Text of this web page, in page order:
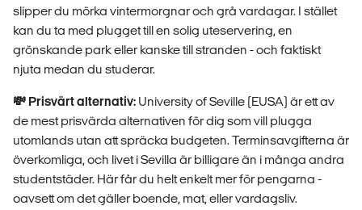
slipper du mörka vintermorgnar och grå vardagar. I stället
kan du ta med plugget till en solig uteservering, en
grönskande park eller kanske till stranden - och faktiskt
njuta medan du studerar.
💸 Prisvärt alternativ: University of Seville (EUSA) är ett av
de mest prisvärda alternativen för dig som vill plugga
utomlands utan att spräcka budgeten. Terminsavgifterna är
överkomliga, och livet i Sevilla är billigare än i många andra
studentstäder. Här får du helt enkelt mer för pengarna -
oavsett om det gäller boende, mat, eller vardagsliv.